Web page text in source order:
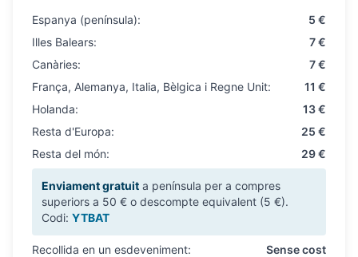
Espanya (península):
5 €
Illes Balears:
7 €
Canàries:
7 €
França, Alemanya, Italia, Bèlgica i Regne Unit:
11 €
Holanda:
13 €
Resta d'Europa:
25 €
Resta del món:
29 €
Enviament gratuit a península per a compres
superiors a 50 € o descompte equivalent (5 €).
Codi: YTBAT
Recollida en un esdeveniment: Sense cost